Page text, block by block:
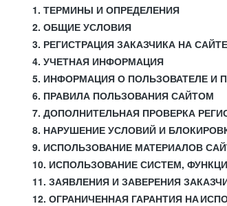
1. ТЕРМИНЫ И ОПРЕДЕЛЕНИЯ
2. ОБЩИЕ УСЛОВИЯ
3. РЕГИСТРАЦИЯ ЗАКАЗЧИКА НА САЙТЕ
4. УЧЕТНАЯ ИНФОРМАЦИЯ
5. ИНФОРМАЦИЯ О ПОЛЬЗОВАТЕЛЕ И
6. ПРАВИЛА ПОЛЬЗОВАНИЯ САЙТОМ
7. ДОПОЛНИТЕЛЬНАЯ ПРОВЕРКА
8. НАРУШЕНИЕ УСЛОВИЙ И
9. ИСПОЛЬЗОВАНИЕ МАТЕРИАЛОВ
10. ИСПОЛЬЗОВАНИЕ СИСТЕМ,
11. ЗАЯВЛЕНИЯ И ЗАВЕРЕНИЯ
12. ОГРАНИЧЕННАЯ ГАРАНТИЯ НА